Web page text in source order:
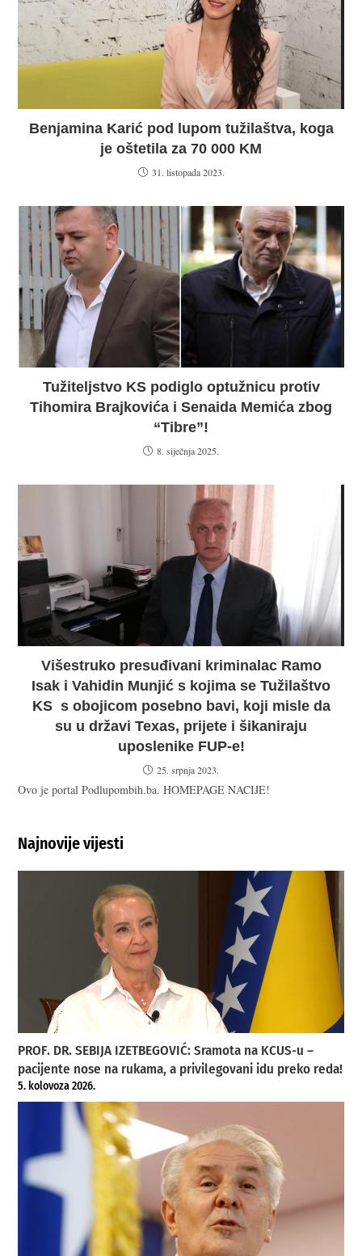
Benjamina Karić pod lupom tužilaštva, koga
je oštetila za 70 000 KM
31. listopada 2023.
Tužiteljstvo KS podiglo optužnicu protiv
Tihomira Brajkovića i Senaida Memića zbog
“Tibre”!
8. siječnja 2025.
Višestruko presuđivani kriminalac Ramo
Isak i Vahidin Munjić s kojima se Tužilaštvo
KS s obojicom posebno bavi, koji misle da
su u državi Texas, prijete i šikaniraju
uposlenike FUP-e!
25. srpnja 2023.
Ovo je portal Podlupombih.ba. HOMEPAGE NACIJE!
Najnovije vijesti
PROF. DR. SEBIJA IZETBEGOVIĆ: Sramota na KCUS-u –
pacijente nose na rukama, a privilegovani idu preko reda!
5. kolovoza 2026.